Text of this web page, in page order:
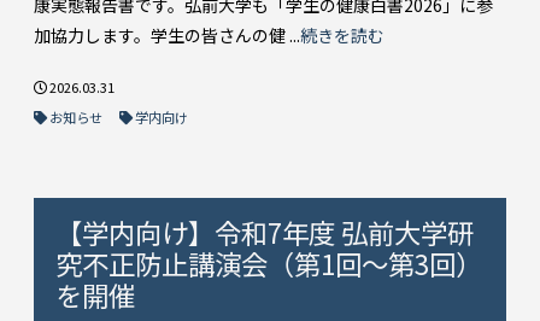
康実態報告書です。弘前大学も「学生の健康白書2026」に参
加協力します。学生の皆さんの健 ...続きを読む
2026.03.31
お知らせ
学内向け
【学内向け】令和7年度 弘前大学研
究不正防止講演会（第1回～第3回）
を開催